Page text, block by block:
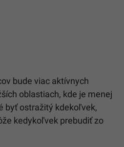
bude viac aktívnych
oblastiach, kde je menej
byť ostražitý kdekoľvek,
kedykoľvek prebudiť zo